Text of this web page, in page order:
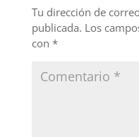
o
k
Tu dirección de
publicada. Los
con *